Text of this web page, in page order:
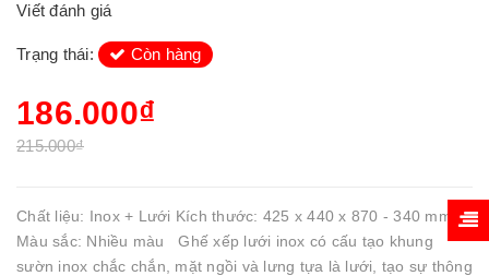
Viết đánh giá
Trạng thái: Còn hàng
186.000₫
215.000₫
Chất liệu: Inox + Lưới Kích thước: 425 x 440 x 870 - 340 mm
Màu sắc: Nhiều màu Ghế xếp lưới inox có cấu tạo khung
sườn inox chắc chắn, mặt ngồi và lưng tựa là lưới, tạo sự thông